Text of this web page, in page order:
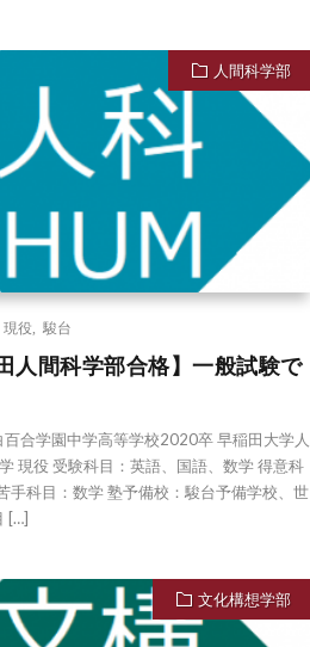
人間科学部
現役 ,駿台
人間科学部合格】一般試験で
合学園中学高等学校2020卒 早稲田大学人
現役 受験科目：英語、国語、数学 得意科
手科目：数学 塾予備校：駿台予備学校、世
[…]
文化構想学部